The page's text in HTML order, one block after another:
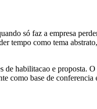
só faz a empresa
tempo como tema
habilitacao e
como base de